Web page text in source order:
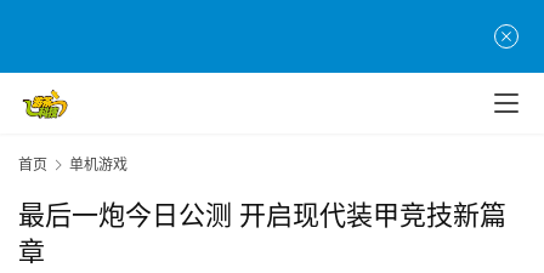
首页 单机游戏
最后一炮今日公测 开启现代装甲竞技新篇
章